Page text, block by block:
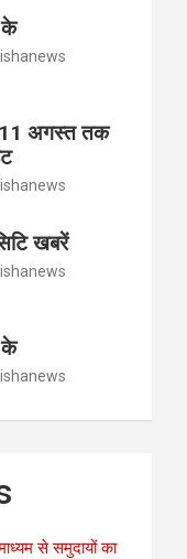
के
11 अगस्त तक
खबरें
के
से समुदायों का